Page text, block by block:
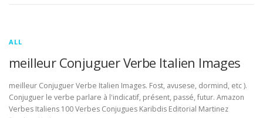
ALL
meilleur Conjuguer Verbe Italien Images
meilleur Conjuguer Verbe Italien Images. Fost, avusese, dormind, etc ).
Conjuguer le verbe parlare à l'indicatif, présent, passé, futur. Amazon
Verbes Italiens 100 Verbes Conjugues Karibdis Editorial Martinez